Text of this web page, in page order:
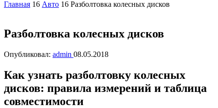
Главная 16 Авто 16 Разболтовка колесных дисков
Разболтовка колесных дисков
Опубликовал: admin 08.05.2018
Как узнать разболтовку колесных
дисков: правила измерений и таблица
совместимости